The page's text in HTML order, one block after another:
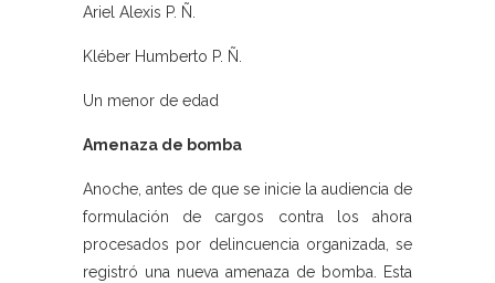
Ariel Alexis P. Ñ.
Kléber Humberto P. Ñ.
Un menor de edad
Amenaza de bomba
Anoche, antes de que se inicie la audiencia de
formulación de cargos contra los ahora
procesados por delincuencia organizada, se
registró una nueva amenaza de bomba. Esta